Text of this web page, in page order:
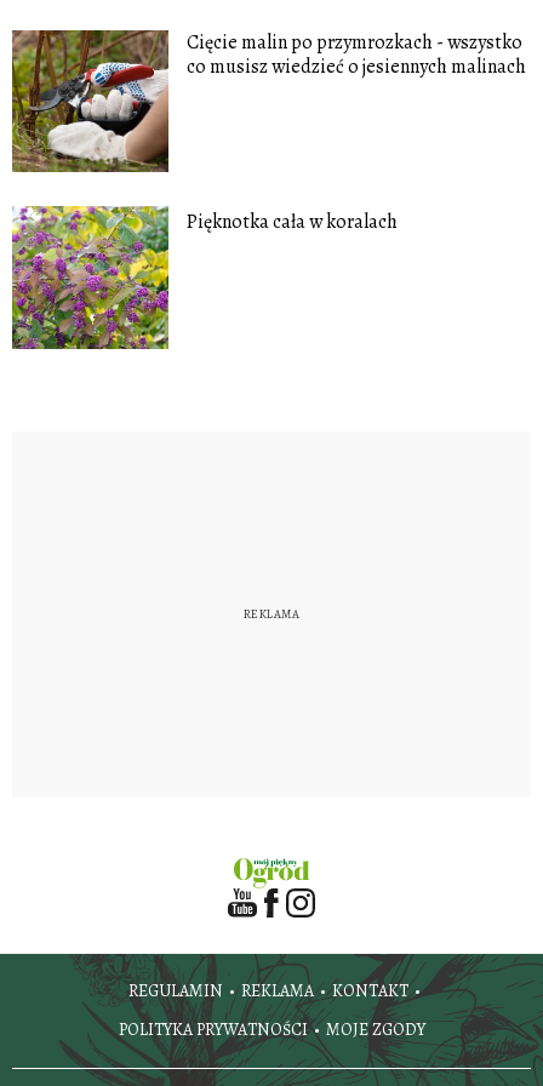
Cięcie malin po przymrozkach - wszystko
co musisz wiedzieć o jesiennych malinach
Pięknotka cała w koralach
REGULAMIN REKLAMA
KONTAKT
POLITYKA PRYWATNOŚCI
MOJE ZGODY